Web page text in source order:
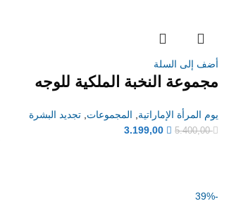
أضف إلى السلة
مجموعة النخبة الملكية للوجه
يوم المرأة الإماراتية المجموعات تجديد البشرة
5.400,00
3.199,00
-39%